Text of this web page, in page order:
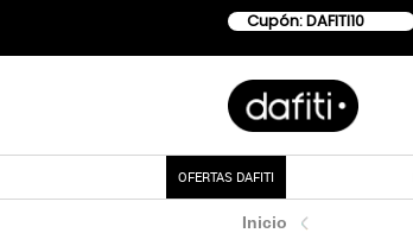
Cupón: DAFITI10
OFERTAS DAFITI
Inicio